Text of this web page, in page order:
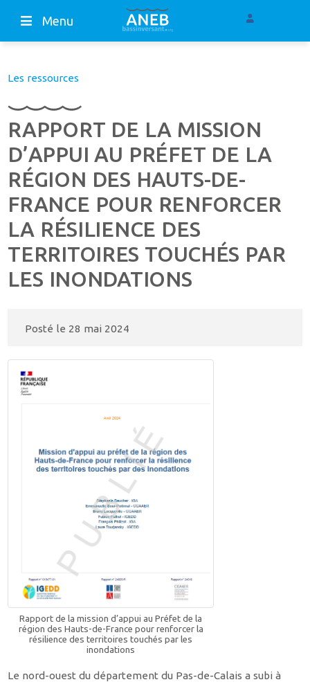
Menu
Les ressources
RAPPORT DE LA MISSION
D’APPUI AU PRÉFET DE LA
RÉGION DES HAUTS-DE-
FRANCE POUR RENFORCER
LA RÉSILIENCE DES
TERRITOIRES TOUCHÉS PAR
LES INONDATIONS
Posté le 28 mai 2024
Rapport de la mission d’appui au Préfet de la
région des Hauts-de-France pour renforcer la
résilience des territoires touchés par les
inondations
Le nord-ouest du département du Pas-de-Calais a subi à